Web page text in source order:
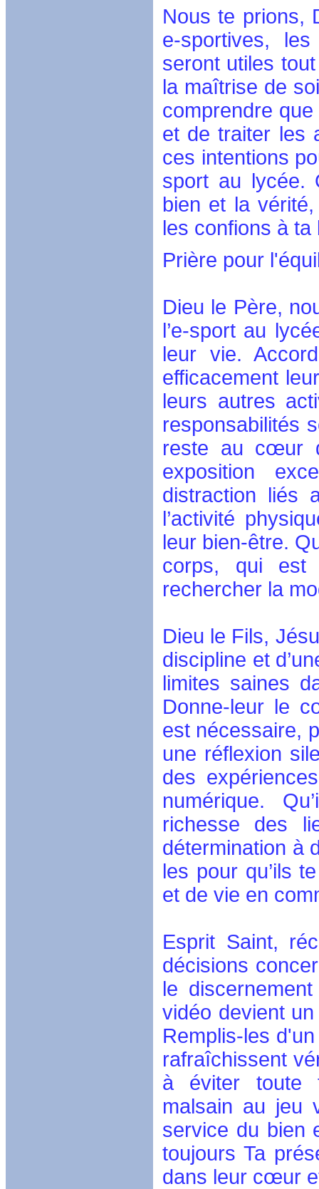
Nous te prions,
e-sportives,
seront utiles
la maîtrise de
comprendre
et de traiter les
ces intentions
sport au lycée.
bien et la
les confions à ta
Prière pour
Dieu le Père,
l’e-sport au
leur vie.
efficacement
leurs autres
responsabilités
reste au cœur
exposition
distraction liés
l’activité
leur bien-être.
corps, qui est
rechercher la
Dieu le Fils,
discipline et
limites saines
Donne-leur le
est nécessaire,
une réflexion
des
numérique.
richesse des
détermination à
les pour qu’ils
et de vie en
Esprit Saint,
décisions
le
vidéo devient
Remplis-les
rafraîchissent
à éviter toute
malsain au jeu
service du bien
toujours Ta
dans leur cœur